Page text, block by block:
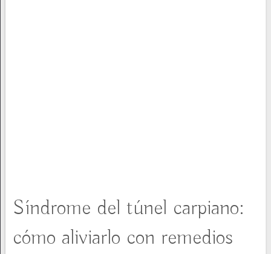
Síndrome del túnel carpiano:
cómo aliviarlo con remedios